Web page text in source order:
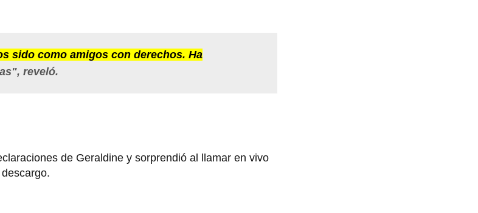
sido como amigos con derechos. Ha
reveló.
de Geraldine y sorprendió al llamar en vivo